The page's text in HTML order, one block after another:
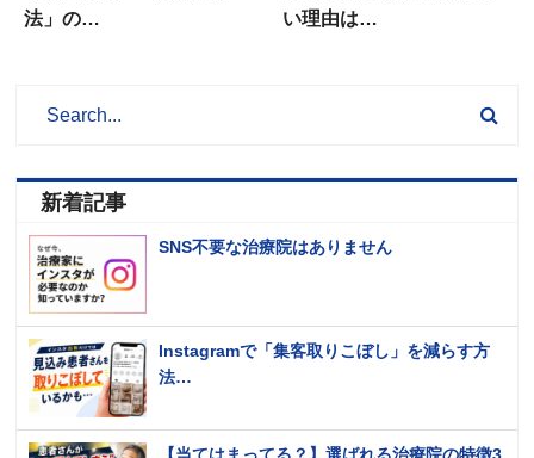
法」の…
い理由は…
新着記事
SNS不要な治療院はありません
Instagramで「集客取りこぼし」を減らす方
法…